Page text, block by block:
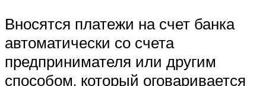
Вносятся платежи на счет банка
автоматически со счета
предпринимателя или другим
способом, который оговаривается